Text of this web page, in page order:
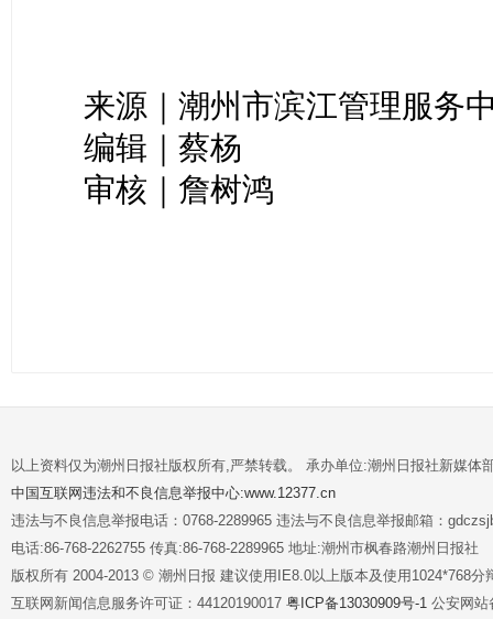
来源｜潮州市滨江管理服务
编辑｜蔡杨
审核｜詹树鸿
以上资料仅为潮州日报社版权所有,严禁转载。 承办单位:潮州日报社新媒体
中国互联网违法和不良信息举报中心:www.12377.cn
违法与不良信息举报电话：0768-2289965 违法与不良信息举报邮箱：
电话:86-768-2262755 传真:86-768-2289965 地址:潮州市枫春路潮州日报社
版权所有 2004-2013 © 潮州日报 建议使用IE8.0以上版本及使用1024*768分
互联网新闻信息服务许可证：44120190017 粤ICP备13030909号-1 公安网站